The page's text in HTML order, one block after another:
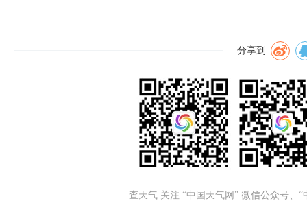
分享到
查天气 关注 “中国天气网” 微信公众号、